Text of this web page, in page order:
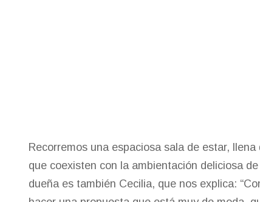
Recorremos una espaciosa sala de estar,
que coexisten con la ambientación deliciosa
dueña es también Cecilia, que nos explica: